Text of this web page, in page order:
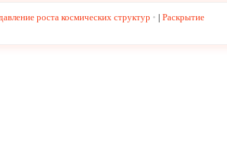
роста космических структур | Раскрытие